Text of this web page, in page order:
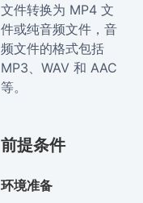
文件转换为 MP4 文
件或纯音频文件，音
频文件的格式包括
MP3、WAV 和 AAC
等。
前提条件
环境准备